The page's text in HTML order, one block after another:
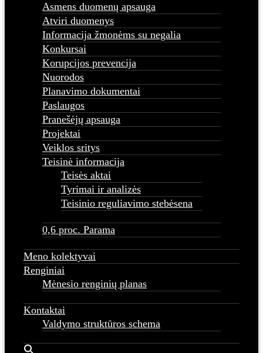
Asmens duomenų apsauga
Atviri duomenys
Informacija žmonėms su negalia
Konkursai
Korupcijos prevencija
Nuorodos
Planavimo dokumentai
Paslaugos
Pranešėjų apsauga
Projektai
Veiklos sritys
Teisinė informacija
Teisės aktai
Tyrimai ir analizės
Teisinio reguliavimo stebėsena
0,6 proc. Parama
Meno kolektyvai
Renginiai
Mėnesio renginių planas
Kontaktai
Valdymo struktūros schema